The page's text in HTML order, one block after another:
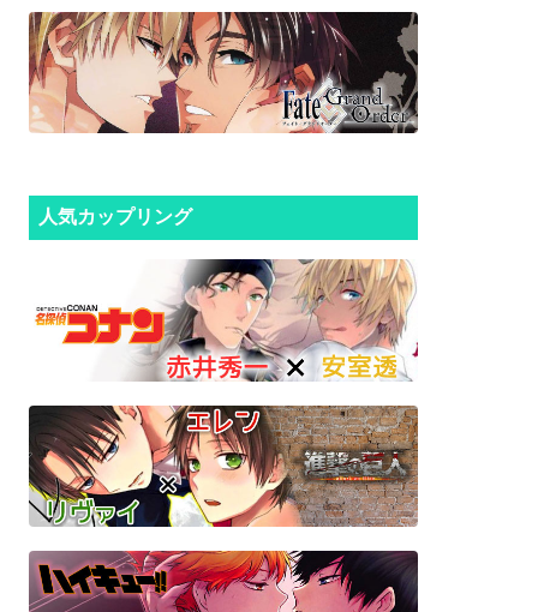
人気カップリング